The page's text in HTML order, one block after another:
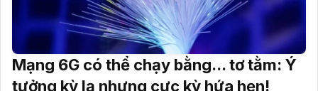
Mạng 6G có thể chạy bằng... tơ tằm: Ý
tưởng kỳ lạ nhưng cực kỳ hứa hẹn!